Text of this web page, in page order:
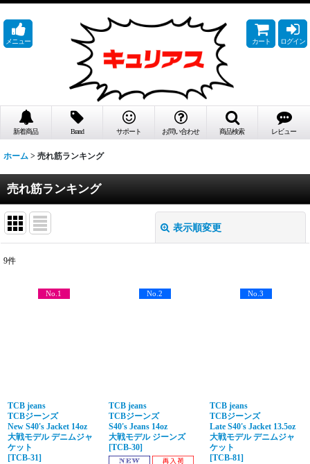
メニュー カート ログイン
新着商品 Brand サポート お問い合わせ 商品検索 レビュー
ホーム > 売れ筋ランキング
売れ筋ランキング
表示順変更
絞り込む
9件
No.1
TCB jeans
TCBジーンズ
New S40's Jacket 14oz
大戦モデル デニムジャ
ケット
[TCB-31]
No.2
TCB jeans
TCBジーンズ
S40's Jeans 14oz
大戦モデル ジーンズ
[TCB-30]
No.3
TCB jeans
TCBジーンズ
Late S40's Jacket 13.5oz
大戦モデル デニムジャ
ケット
[TCB-81]